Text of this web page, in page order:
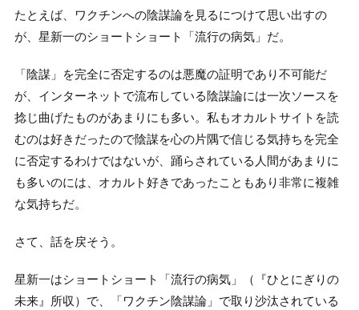
たとえば、ワクチンへの陰謀論を見るにつけて思い出すの
が、星新一のショートショート「流行の病気」だ。
「陰謀」を完全に否定するのは悪魔の証明であり不可能だ
が、インターネットで流布している陰謀論には一次ソースを
捻じ曲げたものがあまりにも多い。私もオカルトサイトを読
むのは好きだったので陰謀を心の片隅で信じる気持ちを完全
に否定するわけではないが、踊らされている人間があまりに
も多いのには、オカルト好きであったこともあり非常に複雑
な気持ちだ。
さて、話を戻そう。
星新一はショートショート「流行の病気」（『ひとにぎりの
未来』所収）で、「ワクチン陰謀論」で取り沙汰されている